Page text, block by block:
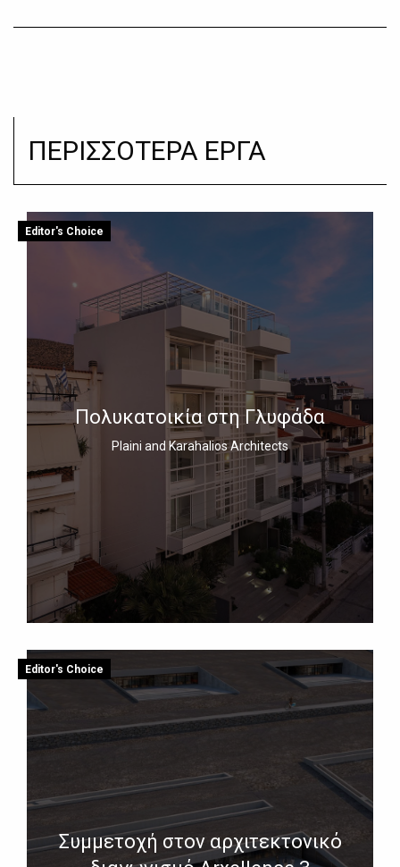
ΠΕΡΙΣΣΟΤΕΡΑ ΕΡΓΑ
Editor's Choice
Πολυκατοικία στη Γλυφάδα
Plaini and Karahalios Architects
Editor's Choice
Συμμετοχή στον αρχιτεκτονικό